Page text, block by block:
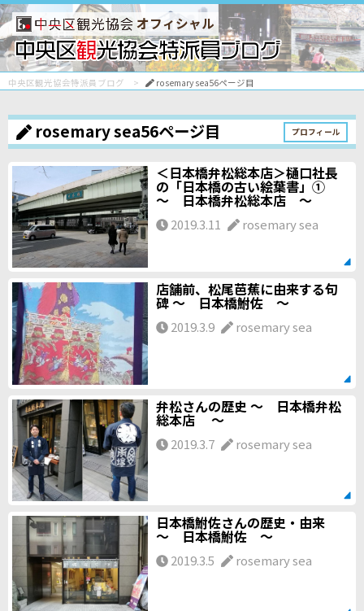
オフィシャル
中央区観光協会特派員ブログ rosemary sea56ページ目
rosemary sea56ページ目 プロフィール
＜日本橋弁松総本店＞樋口社長
の「日本橋の古い絵葉書」①
～ 日本橋弁松総本店 ～
2019.3.11 rosemary sea
店舗前、松尾芭蕉に由来する句
碑 ～ 日本橋鮒佐 ～
2019.3.9 rosemary sea
弁松さんの歴史 ～ 日本橋弁松
総本店 ～
2019.3.7 rosemary sea
日本橋鮒佐さんの歴史・由来
～ 日本橋鮒佐 ～
2019.3.5 rosemary sea